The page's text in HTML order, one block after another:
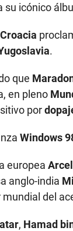
su icónico
Croacia
.
que
en pleno
por
Windows
europea
anglo-india
del
, Hamad